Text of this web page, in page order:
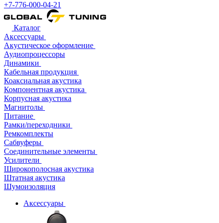
+7-776-000-04-21
Каталог
Аксессуары
Акустическое оформление
Аудиопроцессоры
Динамики
Кабельная продукция
Коаксиальная акустика
Компонентная акустика
Корпусная акустика
Магнитолы
Питание
Рамки/переходники
Ремкомплекты
Сабвуферы
Соединительные элементы
Усилители
Широкополосная акустика
Штатная акустика
Шумоизоляция
Аксессуары